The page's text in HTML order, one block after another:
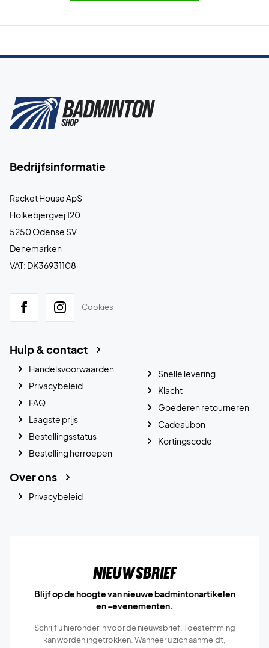
Bedrijfsinformatie
Racket House ApS
Holkebjergvej 120
5250 Odense SV
Denemarken
VAT: DK36931108
Cookies
Hulp & contact
Handelsvoorwaarden
Privacybeleid
FAQ
Laagste prijs
Bestellingsstatus
Bestelling herroepen
Snelle levering
Klacht
Goederen retourneren
Cadeaubon
Kortingscode
Over ons
Privacybeleid
Nieuwsbrief
Blijf op de hoogte van nieuwe badmintonartikelen
en -evenementen.
Schrijf u hieronder in voor de nieuwsbrief. Toestemming
kan worden ingetrokken. Wanneer u zich aanmeldt,